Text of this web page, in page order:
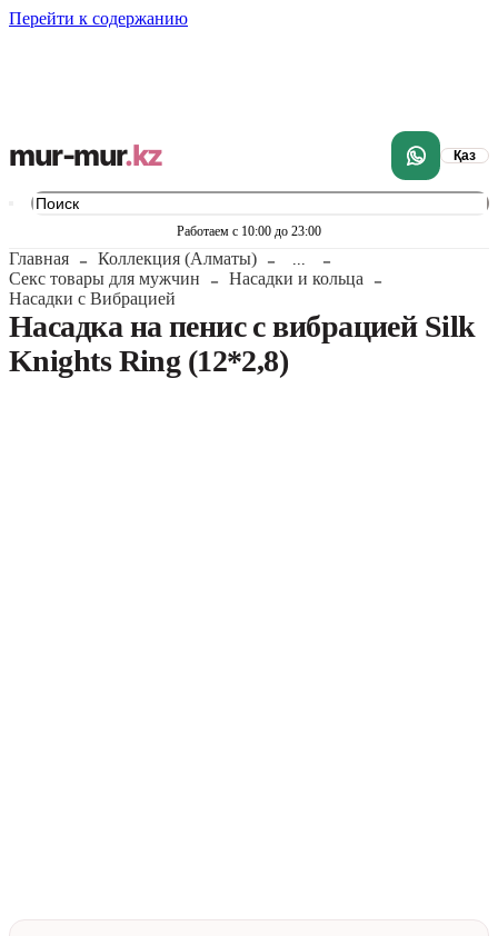
Перейти к содержанию
mur-mur.kz Қаз
Работаем с 10:00 до 23:00
Главная Коллекция (Алматы)
Секс товары для мужчин
Насадки и кольца
Насадки с Вибрацией
Насадка на пенис с вибрацией Silk
Knights Ring (12*2,8)